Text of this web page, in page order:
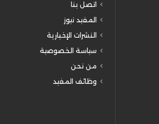
اتصل بنا
المفيد نيوز
النشرات الإخبارية
سياسة الخصوصية
من نحن
وظائف المفيد